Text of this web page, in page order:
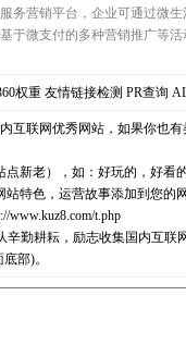
务营销平台，企业可通过微
于微支付的多种营销推广等
权重 友情链接检测 PR查询
内互联网优秀网站，如果你也
点新老），如：好玩的，好
站特色，运营故事添加到您
www.kuz8.com/t.php
辛勤耕耘，励志收集国内互
部)。